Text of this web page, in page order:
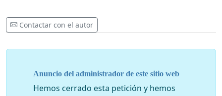
Contactar con el autor
Anuncio del administrador de este sitio web
Hemos cerrado esta petición y hemos